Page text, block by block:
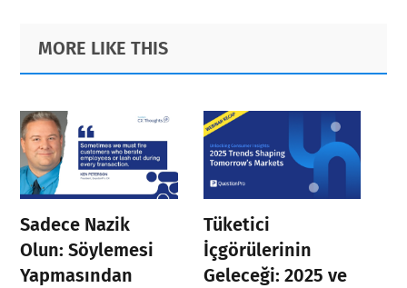
Primary
Sidebar
Footer
MORE LIKE THIS
Sadece Nazik
Olun: Söylemesi
Yapmasından
Tüketici
İçgörülerinin
Geleceği: 2025 ve